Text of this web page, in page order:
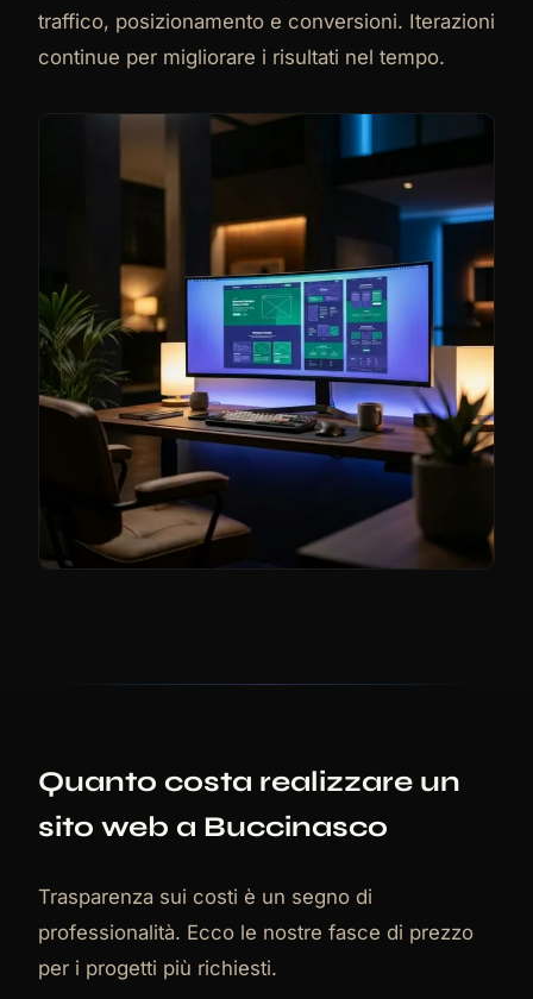
traffico, posizionamento e conversioni. Iterazioni
continue per migliorare i risultati nel tempo.
Quanto costa realizzare un
sito web a Buccinasco
Trasparenza sui costi è un segno di
professionalità. Ecco le nostre fasce di prezzo
per i progetti più richiesti.